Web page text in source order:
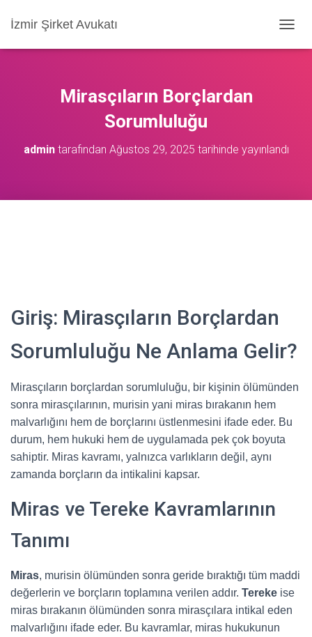
İzmir Şirket Avukatı
E
K
Mirasçıların Borçlardan
Sorumluluğu
admintarafından Ağustos 29, 2025 tarihinde yayınlandı
Giriş: Mirasçıların Borçlardan
Sorumluluğu Ne Anlama Gelir?
Mirasçıların borçlardan sorumluluğu, bir kişinin ölümünden
sonra mirasçılarının, murisin yani miras bırakanın hem
malvarlığını hem de borçlarını üstlenmesini ifade eder. Bu
durum, hem hukuki hem de uygulamada pek çok boyuta
sahiptir. Miras kavramı, yalnızca varlıkların değil, aynı
zamanda borçların da intikalini kapsar.
Miras ve Tereke Kavramlarının
Tanımı
Miras, murisin ölümünden sonra geride bıraktığı tüm maddi
değerlerin ve borçların toplamına verilen addır. Tereke ise
miras bırakanın ölümünden sonra mirasçılara intikal eden
malvarlığını ifade eder. Bu kavramlar, miras hukukunun